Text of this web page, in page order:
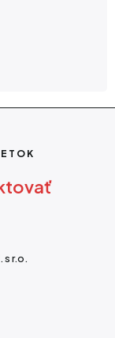
s r.o.